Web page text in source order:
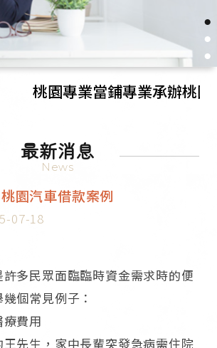
●
●
●
桃園專業當鋪專業承辦桃園
最新消息
News
桃園汽車借款案例
07-18
許多民眾面臨臨時資金需求時的便
個常見例子：​
費用​
先生，家中長輩突發急病需住院